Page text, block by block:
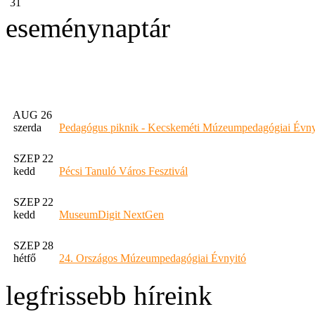
31
eseménynaptár
AUG 26
szerda
Pedagógus piknik - Kecskeméti Múzeumpedagógiai
SZEP 22
kedd
Pécsi Tanuló Város Fesztivál
SZEP 22
kedd
MuseumDigit NextGen
SZEP 28
hétfő
24. Országos Múzeumpedagógiai Évnyitó
legfrissebb híreink